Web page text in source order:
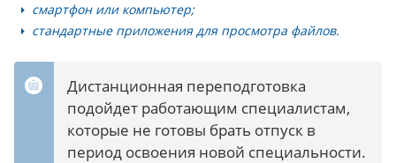
смартфон или компьютер;
стандартные приложения для просмотра файлов.
Дистанционная переподготовка
подойдет работающим специалистам,
которые не готовы брать отпуск в
период освоения новой специальности.